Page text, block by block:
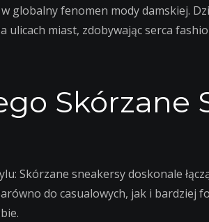
w globalny fenomen mody damskiej.
ulicach miast, zdobywając serca
Skórzane
Skórzane sneakersy doskonale
do casualowych, jak i bardziej